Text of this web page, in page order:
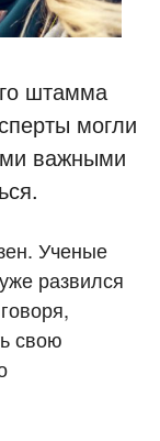
штамма
могли
важными
Ученые
развился
свою